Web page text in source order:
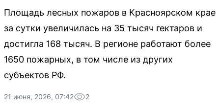
Площадь лесных пожаров в Красноярском крае
за сутки увеличилась на 35 тысяч гектаров и
достигла 168 тысяч. В регионе работают более
1650 пожарных, в том числе из других
субъектов РФ.
21 июня, 2026, 07:42 2